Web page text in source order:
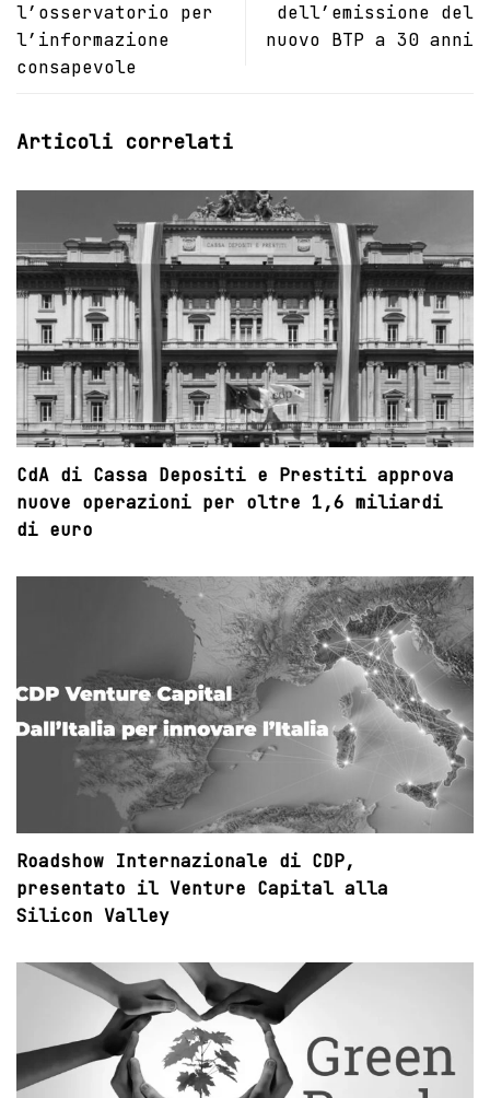
l’osservatorio per
l’informazione
consapevole
dell’emissione del
nuovo BTP a 30 anni
Articoli correlati
CdA di Cassa Depositi e Prestiti approva
nuove operazioni per oltre 1,6 miliardi
di euro
Roadshow Internazionale di CDP,
presentato il Venture Capital alla
Silicon Valley